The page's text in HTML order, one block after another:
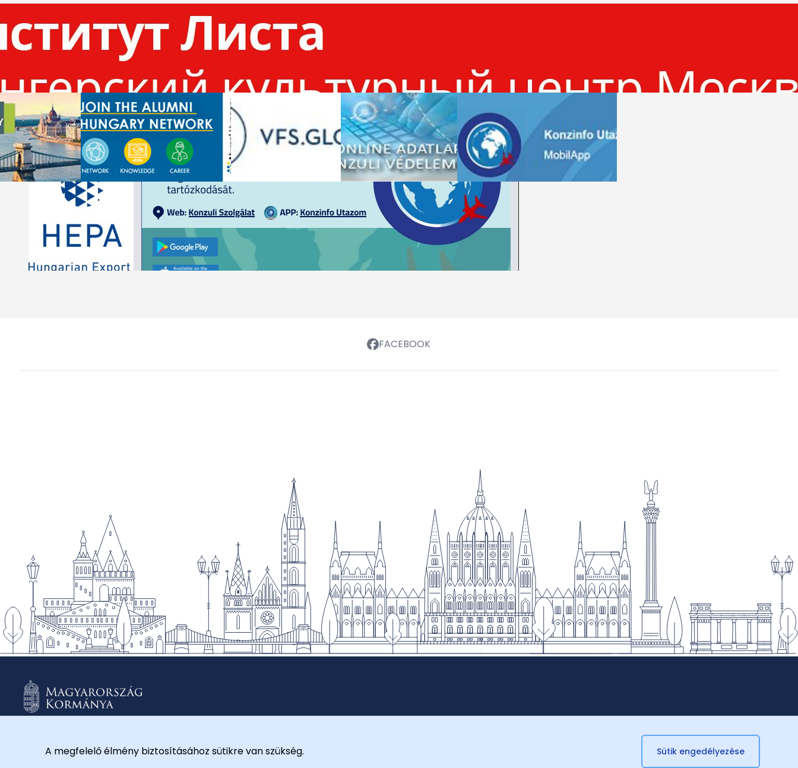
FACEBOOK
© 2026 Külügyminisztérium
A megfelelő élmény biztosításához sütikre van szükség. Sütik engedélyezése